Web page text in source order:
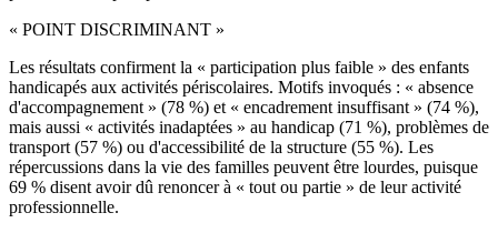
« POINT DISCRIMINANT »
Les résultats confirment la « participation plus faible » des enfants
handicapés aux activités périscolaires. Motifs invoqués : « absence
d'accompagnement » (78 %) et « encadrement insuffisant » (74 %),
mais aussi « activités inadaptées » au handicap (71 %), problèmes de
transport (57 %) ou d'accessibilité de la structure (55 %). Les
répercussions dans la vie des familles peuvent être lourdes, puisque
69 % disent avoir dû renoncer à « tout ou partie » de leur activité
professionnelle.